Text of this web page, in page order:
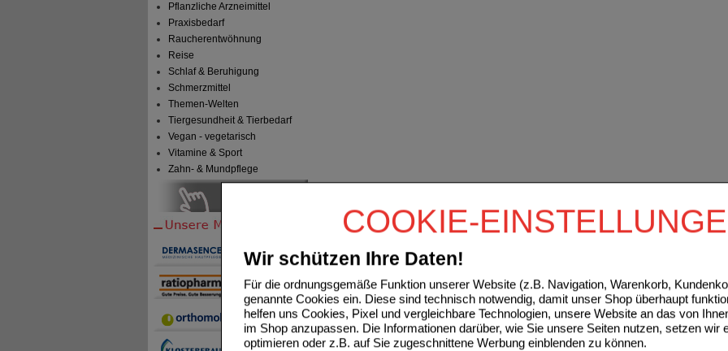
COOKIE-
Wir schützen Ihre Daten!
Für die ordnungsgemäße Funktion unserer Website (z.B. Navigation, Warenkorb,
genannte Cookies ein. Diese sind technisch notwendig, damit unser Shop überhaupt
helfen uns Cookies, Pixel und vergleichbare Technologien, unsere Website an das von
im Shop anzupassen. Die Informationen darüber, wie Sie unsere Seiten nutzen, setzen wir
optimieren oder z.B. auf Sie zugeschnittene Werbung einblenden zu können.
Pflanzliche Arzneimittel
Praxisbedarf
Raucherentwöhnung
Reise
Schlaf & Beruhigung
Schmerzmittel
Themen-Welten
Tiergesundheit & Tierbedarf
Vegan - vegetarisch
Vitamine & Sport
Zahn- & Mundpflege